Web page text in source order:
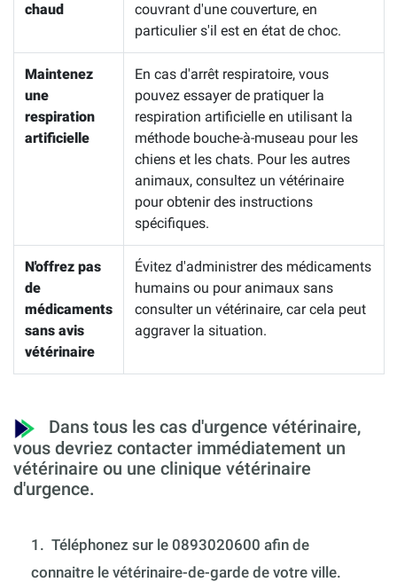
chaud
couvrant d'une couverture, en
particulier s'il est en état de choc.
Maintenez
une
respiration
artificielle
En cas d'arrêt respiratoire, vous
pouvez essayer de pratiquer la
respiration artificielle en utilisant la
méthode bouche-à-museau pour les
chiens et les chats. Pour les autres
animaux, consultez un vétérinaire
pour obtenir des instructions
spécifiques.
N'offrez pas
de
médicaments
sans avis
vétérinaire
Évitez d'administrer des médicaments
humains ou pour animaux sans
consulter un vétérinaire, car cela peut
aggraver la situation.
Dans tous les cas d'urgence vétérinaire,
vous devriez contacter immédiatement un
vétérinaire ou une clinique vétérinaire
d'urgence.
1. Téléphonez sur le 0893020600 afin de
connaitre le vétérinaire-de-garde de votre ville.